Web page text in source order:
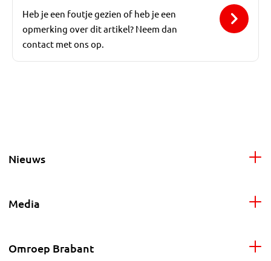
Heb je een foutje gezien of heb je een
opmerking over dit artikel? Neem dan
contact met ons op.
Nieuws
Media
Omroep Brabant